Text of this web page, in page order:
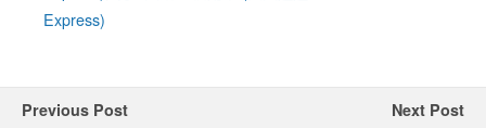
Express)
Previous Post Next Post